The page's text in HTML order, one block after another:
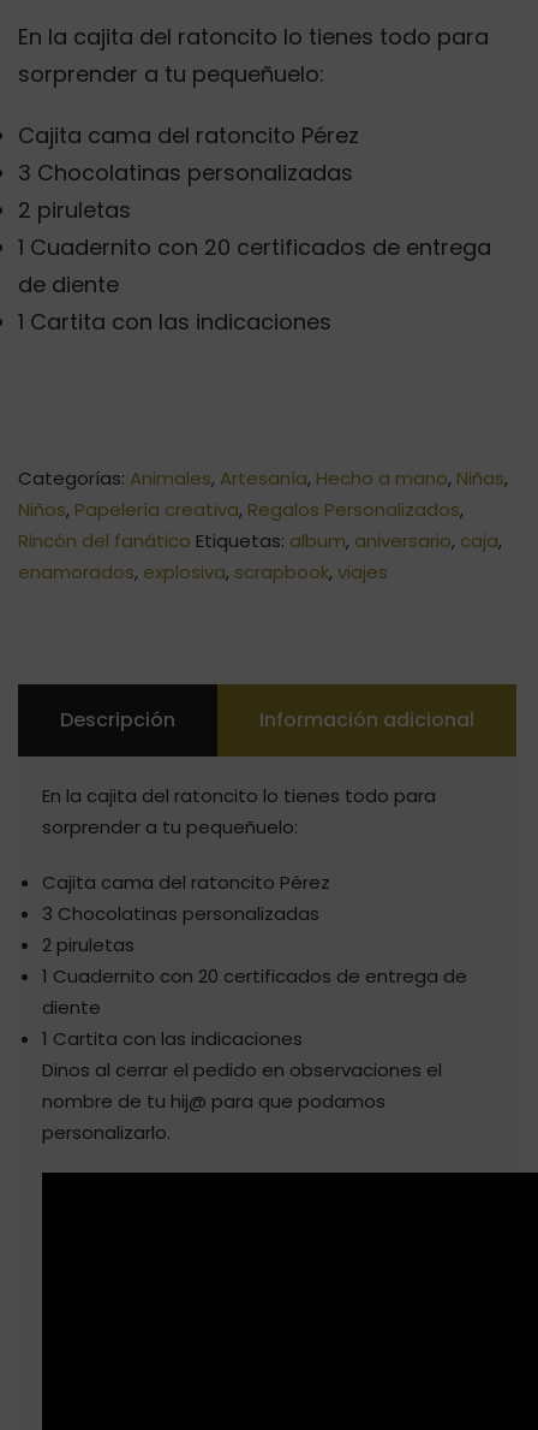
En la cajita del ratoncito lo tienes todo para
sorprender a tu pequeñuelo:
Cajita cama del ratoncito Pérez
3 Chocolatinas personalizadas
2 piruletas
1 Cuadernito con 20 certificados de entrega
de diente
1 Cartita con las indicaciones
Categorías: Animales, Artesanía, Hecho a mano, Niñas,
Niños, Papelería creativa, Regalos Personalizados,
Rincón del fanático Etiquetas: album, aniversario, caja,
enamorados, explosiva, scrapbook, viajes
Descripción Información adicional
En la cajita del ratoncito lo tienes todo para
sorprender a tu pequeñuelo:
Cajita cama del ratoncito Pérez
3 Chocolatinas personalizadas
2 piruletas
1 Cuadernito con 20 certificados de entrega de
diente
1 Cartita con las indicaciones
Dinos al cerrar el pedido en observaciones el
nombre de tu hij@ para que podamos
personalizarlo.